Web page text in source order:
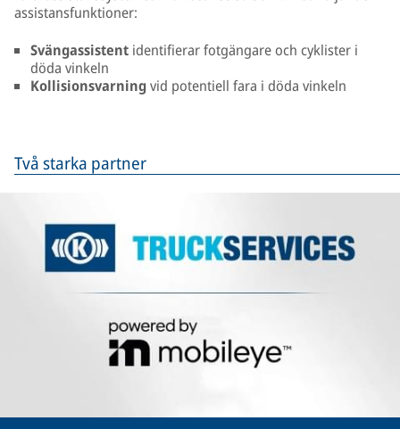
assistansfunktioner:
Svängassistent identifierar fotgängare och cyklister i
döda vinkeln
Kollisionsvarningvid potentiell fara i döda vinkeln
Två starka partner